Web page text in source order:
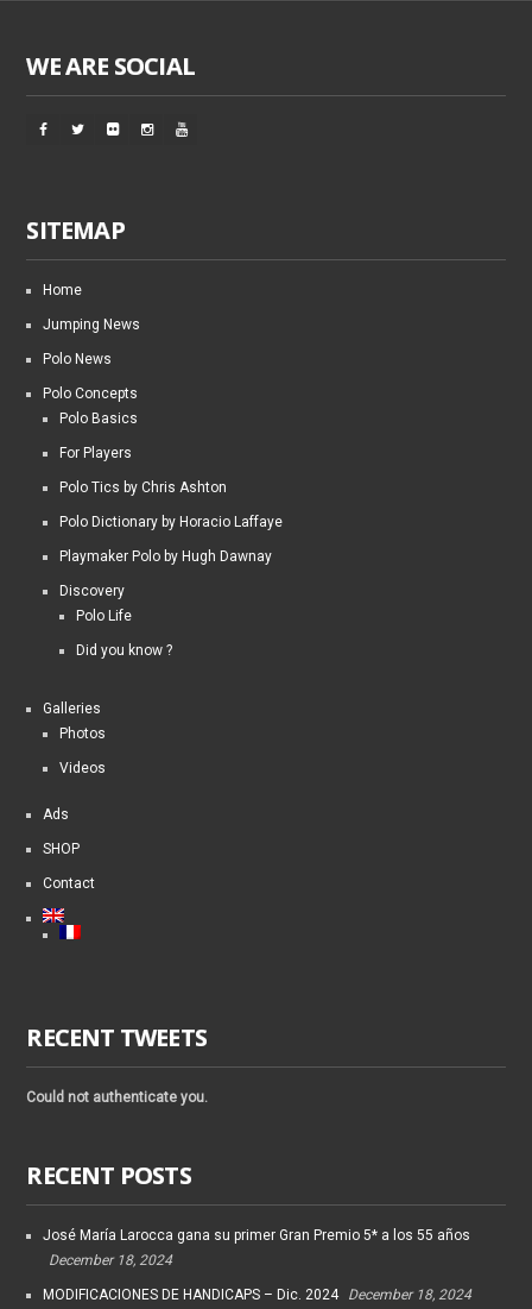
WE ARE SOCIAL
SITEMAP
Home
Jumping News
Polo News
Polo Concepts
Polo Basics
For Players
Polo Tics by Chris Ashton
Polo Dictionary by Horacio Laffaye
Playmaker Polo by Hugh Dawnay
Discovery
Polo Life
Did you know ?
Galleries
Photos
Videos
Ads
SHOP
Contact
RECENT TWEETS
Could not authenticate you.
RECENT POSTS
José María Larocca gana su primer Gran Premio 5* a los 55 años
December 18, 2024
MODIFICACIONES DE HANDICAPS – Dic. 2024 December 18, 2024